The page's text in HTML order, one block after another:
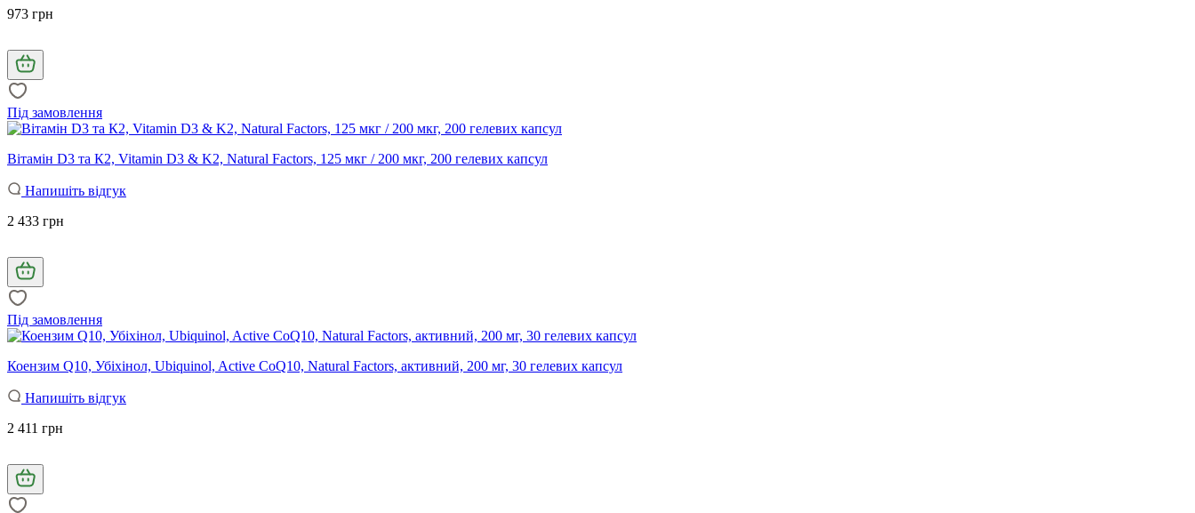
973 грн
Під замовлення
Вітамін D3 та К2, Vitamin D3 & K2, Natural Factors, 125 мкг / 200 мкг, 200 гелевих капсул
Напишіть відгук
2 433 грн
Під замовлення
Коензим Q10, Убіхінол, Ubiquinol, Active CoQ10, Natural Factors, активний, 200 мг, 30 гелевих капсул
Напишіть відгук
2 411 грн